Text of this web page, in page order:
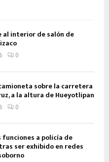
al interior de salón de
0
sobre la carretera
a la altura de Hueyotlipan
0
funciones a policía de
ser exhibido en redes